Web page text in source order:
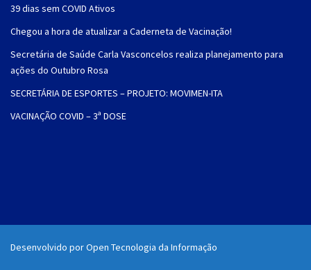
39 dias sem COVID Ativos
Chegou a hora de atualizar a Caderneta de Vacinação!
Secretária de Saúde Carla Vasconcelos realiza planejamento para
ações do Outubro Rosa
SECRETÁRIA DE ESPORTES – PROJETO: MOVIMEN-ITA
VACINAÇÃO COVID – 3ª DOSE
Desenvolvido por Open Tecnologia da Informação